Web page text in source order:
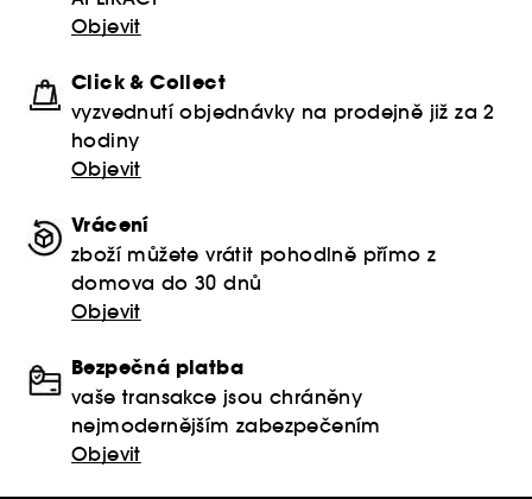
Objevit
Click & Collect
vyzvednutí objednávky na prodejně již za 2
hodiny
Objevit
Vrácení
zboží můžete vrátit pohodlně přímo z
domova do 30 dnů
Objevit
Bezpečná platba
vaše transakce jsou chráněny
nejmodernějším zabezpečením
Objevit